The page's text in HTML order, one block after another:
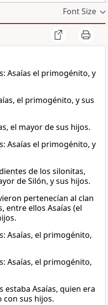
Font Size
Asaías el primogénito, y
el primogénito, y sus
el mayor de sus hijos.
Asaías el primogénito, y
de los silonitas,
de Silón, y sus hijos.
pertenecían al clan
entre ellos Asaías (el
Asaías, el primogénito,
Asaías, el primogénito,
estaba Asaías, quien era
con sus hijos.